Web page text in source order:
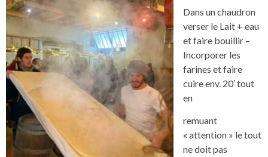
Dans un chaudron
verser le Lait + eau
et faire bouillir –
Incorporer les
farines et faire
cuire env. 20′ tout
en
remuant
« attention » le tout
ne doit pas